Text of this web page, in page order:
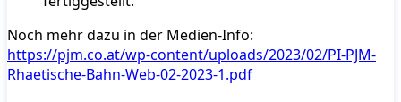
Noch mehr dazu in der Medien-Info:
https://pjm.co.at/wp-content/uploads/2023/02/PI-PJM-
Rhaetische-Bahn-Web-02-2023-1.pdf